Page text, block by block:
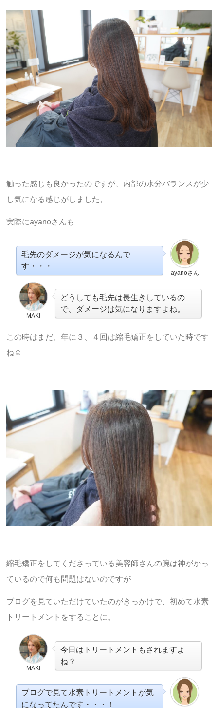
触った感じも良かったのですが、内部の水分バランスが少
し気になる感じがしました。
実際にayanoさんも
ayanoさん
毛先のダメージが気になるんで
す・・・
MAKI
どうしても毛先は長生きしているの
で、ダメージは気になりますよね。
この時はまだ、年に３、４回は縮毛矯正をしていた時です
ね☺︎
縮毛矯正をしてくださっている美容師さんの腕は神がかっ
ているので何も問題はないのですが
ブログを見ていただけていたのがきっかけで、初めて水素
トリートメントをすることに。
MAKI
今日はトリートメントもされますよ
ね？
ブログで見て水素トリートメントが気
になってたんです・・・！